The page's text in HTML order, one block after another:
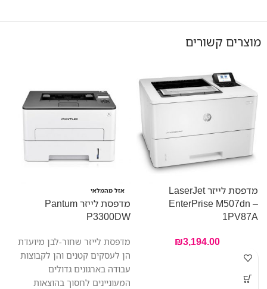
מוצרים קשורים
מדפסת לייזר LaserJet
EnterPrise M507dn –
1PV87A
₪3,194.00
אזל מהמלאי
מדפסת לייזר Pantum
P3300DW
מדפסת לייזר שחור-לבן מיועדת
הן לעסקים קטנים והן לקבוצות
עבודה בארגונים גדולים
המעוניינים לחסוך בהוצאות